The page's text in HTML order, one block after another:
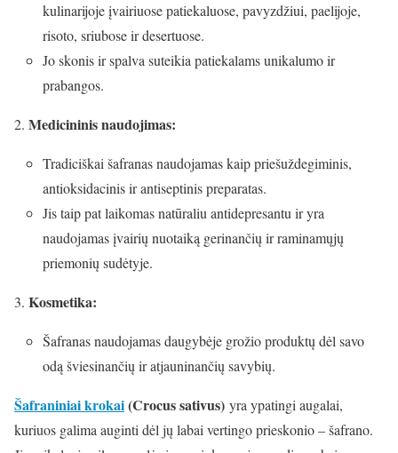
kulinarijoje įvairiuose patiekaluose, pavyzdžiui, paelijoje,
risoto, sriubose ir desertuose.
Jo skonis ir spalva suteikia patiekalams unikalumo ir
prabangos.
Medicininis naudojimas:
Tradiciškai šafranas naudojamas kaip priešuždegiminis,
antioksidacinis ir antiseptinis preparatas.
Jis taip pat laikomas natūraliu antidepresantu ir yra
naudojamas įvairių nuotaiką gerinančių ir raminamųjų
priemonių sudėtyje.
Kosmetika:
Šafranas naudojamas daugybėje grožio produktų dėl savo
odą šviesinančių ir atjauninančių savybių.
Šafraniniai krokai(Crocus sativus) yra ypatingi augalai,
kuriuos galima auginti dėl jų labai vertingo prieskonio – šafrano.